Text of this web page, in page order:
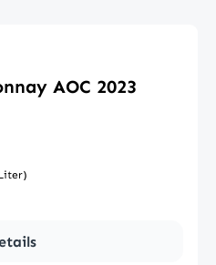
AOC 2023